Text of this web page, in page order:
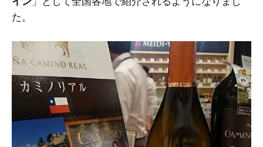
た。